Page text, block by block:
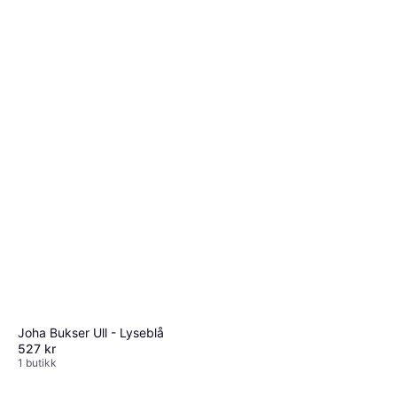
Joha Bukser Ull - Lyseblå
527 kr
1 butikk